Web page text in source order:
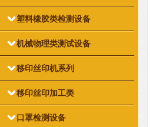
塑料橡胶类检测设备
机械物理类测试设备
移印丝印机系列
移印丝印加工类
口罩检测设备